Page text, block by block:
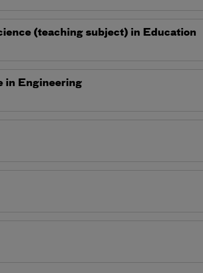
(teaching subject) in Education
in Engineering